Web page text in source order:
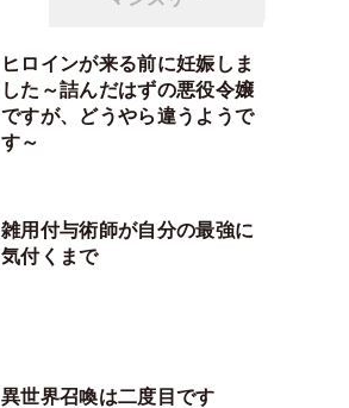
ヒロインが来る前に妊娠しま
した～詰んだはずの悪役令嬢
ですが、どうやら違うようで
す～
雑用付与術師が自分の最強に
気付くまで
異世界召喚は二度目です